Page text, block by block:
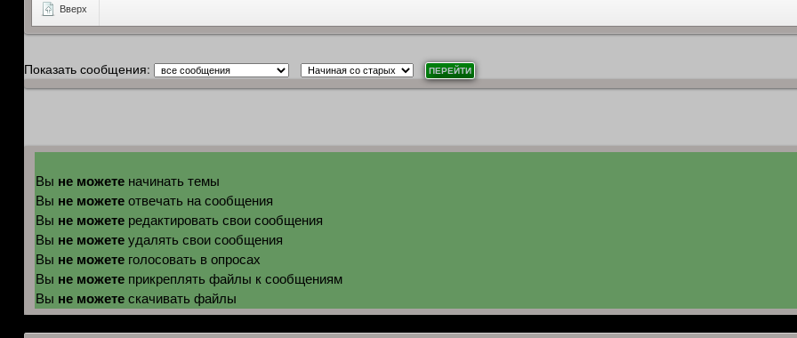
Вверх
Показать сообщения:
Вы не можетеначинать темы
Вы не можетеотвечать на сообщения
Вы не можетередактировать свои сообщения
Вы не можетеудалять свои сообщения
Вы не можетеголосовать в опросах
Вы не можетеприкреплять файлы к сообщениям
Вы не можетескачивать файлы